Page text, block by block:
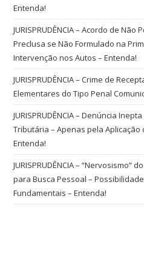
Entenda!
JURISPRUDÊNCIA – Acordo de
Preclusa se Não Formulado na
Intervenção nos Autos – Entenda!
JURISPRUDÊNCIA – Crime de
Elementares do Tipo Penal
JURISPRUDÊNCIA – Denúncia
Tributária – Apenas pela Aplicação
Entenda!
JURISPRUDÊNCIA – “Nervosismo”
para Busca Pessoal –
Fundamentais – Entenda!